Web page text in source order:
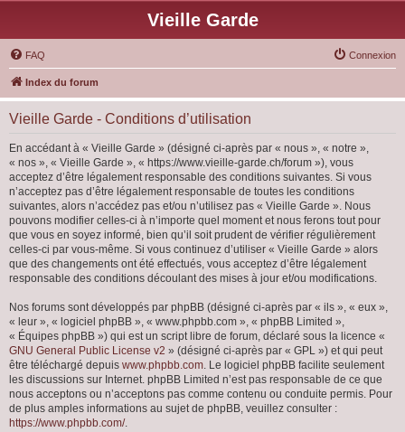
Vieille Garde
FAQ Connexion
Index du forum
Vieille Garde - Conditions d’utilisation
En accédant à « Vieille Garde » (désigné ci-après par « nous », « notre »,
« nos », « Vieille Garde », « https://www.vieille-garde.ch/forum »), vous
acceptez d’être légalement responsable des conditions suivantes. Si vous
n’acceptez pas d’être légalement responsable de toutes les conditions
suivantes, alors n’accédez pas et/ou n’utilisez pas « Vieille Garde ». Nous
pouvons modifier celles-ci à n’importe quel moment et nous ferons tout pour
que vous en soyez informé, bien qu’il soit prudent de vérifier régulièrement
celles-ci par vous-même. Si vous continuez d’utiliser « Vieille Garde » alors
que des changements ont été effectués, vous acceptez d’être légalement
responsable des conditions découlant des mises à jour et/ou modifications.
Nos forums sont développés par phpBB (désigné ci-après par « ils », « eux »,
« leur », « logiciel phpBB », « www.phpbb.com », « phpBB Limited »,
« Équipes phpBB ») qui est un script libre de forum, déclaré sous la licence «
GNU General Public License v2 » (désigné ci-après par « GPL ») et qui peut
être téléchargé depuis www.phpbb.com. Le logiciel phpBB facilite seulement
les discussions sur Internet. phpBB Limited n’est pas responsable de ce que
nous acceptons ou n’acceptons pas comme contenu ou conduite permis. Pour
de plus amples informations au sujet de phpBB, veuillez consulter :
https://www.phpbb.com/.